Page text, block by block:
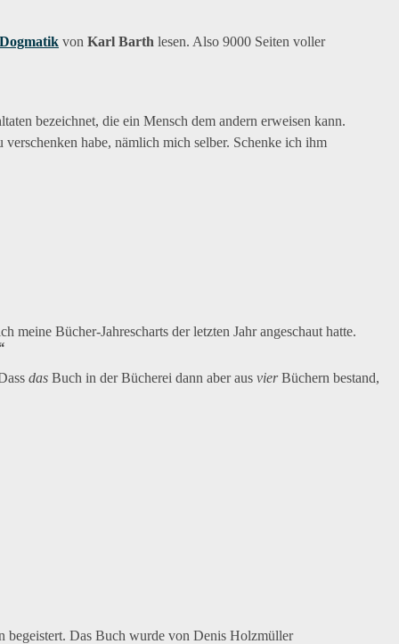
von Karl Barth lesen. Also 9000 Seiten voller
bezeichnet, die ein Mensch dem andern erweisen kann.
habe, nämlich mich selber. Schenke ich ihm
meine Bücher-Jahrescharts der letzten Jahr angeschaut hatte.
das Buch in der Bücherei dann aber aus vierBüchern bestand,
begeistert. Das Buch wurde von Denis Holzmüller